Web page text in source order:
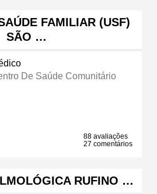
FAMILIAR (USF)
SÃO …
De Saúde Comunitário
88 avaliações
27 comentários
RUFINO …